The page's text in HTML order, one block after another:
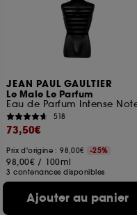
JEAN PAUL GAULTIER
Le Male Le Parfum
518
73,50€
Prix d'origine : 98,00€ -25%
98,00€ / 100ml
3 contenances disponibles
Ajouter au panier
ou en magasin. Pour
sur "continuer sans
moment choisir de
souhaitez obtenir plus
utilisés, cliquez